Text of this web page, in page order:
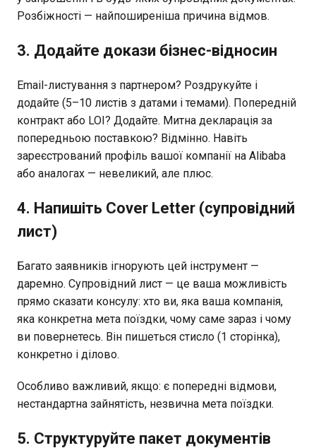
Розбіжності — найпоширеніша причина відмов.
3. Додайте докази бізнес-відносин
Email-листування з партнером? Роздрукуйте і
додайте (5–10 листів з датами і темами). Попередній
контракт або LOI? Додайте. Митна декларація за
попередньою поставкою? Відмінно. Навіть
зареєстрований профіль вашої компанії на Alibaba
або аналогах — невеликий, але плюс.
4. Напишіть Cover Letter (супровідний
лист)
Багато заявників ігнорують цей інструмент —
даремно. Супровідний лист — це ваша можливість
прямо сказати консулу: хто ви, яка ваша компанія,
яка конкретна мета поїздки, чому саме зараз і чому
ви повернетесь. Він пишеться стисло (1 сторінка),
конкретно і ділово.
Особливо важливий, якщо: є попередні відмови,
нестандартна зайнятість, незвична мета поїздки.
5. Структуруйте пакет документів